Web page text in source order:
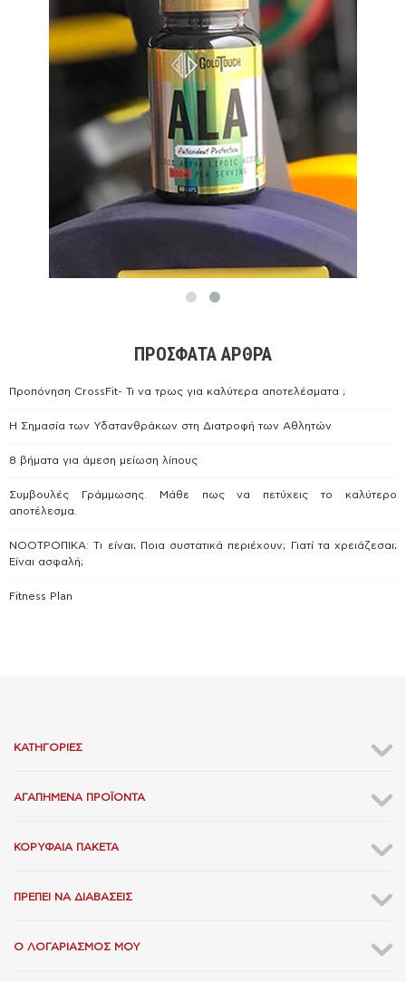
ΠΡΌΣΦΑΤΑ ΆΡΘΡΑ
Προπόνηση CrossFit- Τι να τρως για καλύτερα αποτελέσματα ;
Η Σημασία των Υδατανθράκων στη Διατροφή των Αθλητών
8 βήματα για άμεση μείωση λίπους
Συμβουλές Γράμμωσης. Μάθε πως να πετύχεις το καλύτερο
αποτέλεσμα.
ΝΟΟΤΡΟΠΙΚΑ: Tι είναι; Ποια συστατικά περιέχουν; Γιατί τα χρειάζεσαι;
Είναι ασφαλή;
Fitness Plan
ΚΑΤΗΓΟΡΊΕΣ
ΑΓΑΠΗΜΈΝΑ ΠΡΟΪΌΝΤΑ
ΚΟΡΥΦΑΊΑ ΠΑΚΈΤΑ
ΠΡΈΠΕΙ ΝΑ ΔΙΑΒΆΣΕΙΣ
Ο ΛΟΓΑΡΙΑΣΜΌΣ ΜΟΥ